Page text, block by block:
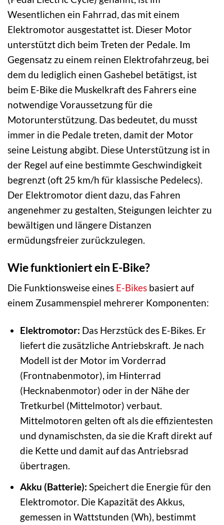
Wesentlichen ein Fahrrad, das mit einem
Elektromotor ausgestattet ist. Dieser Motor
unterstützt dich beim Treten der Pedale. Im
Gegensatz zu einem reinen Elektrofahrzeug, bei
dem du lediglich einen Gashebel betätigst, ist
beim E-Bike die Muskelkraft des Fahrers eine
notwendige Voraussetzung für die
Motorunterstützung. Das bedeutet, du musst
immer in die Pedale treten, damit der Motor
seine Leistung abgibt. Diese Unterstützung ist in
der Regel auf eine bestimmte Geschwindigkeit
begrenzt (oft 25 km/h für klassische Pedelecs).
Der Elektromotor dient dazu, das Fahren
angenehmer zu gestalten, Steigungen leichter zu
bewältigen und längere Distanzen
ermüdungsfreier zurückzulegen.
Wie funktioniert ein E-Bike?
Die Funktionsweise eines E-Bikes basiert auf
einem Zusammenspiel mehrerer Komponenten:
Elektromotor: Das Herzstück des E-Bikes. Er
liefert die zusätzliche Antriebskraft. Je nach
Modell ist der Motor im Vorderrad
(Frontnabenmotor), im Hinterrad
(Hecknabenmotor) oder in der Nähe der
Tretkurbel (Mittelmotor) verbaut.
Mittelmotoren gelten oft als die effizientesten
und dynamischsten, da sie die Kraft direkt auf
die Kette und damit auf das Antriebsrad
übertragen.
Akku (Batterie): Speichert die Energie für den
Elektromotor. Die Kapazität des Akkus,
gemessen in Wattstunden (Wh), bestimmt